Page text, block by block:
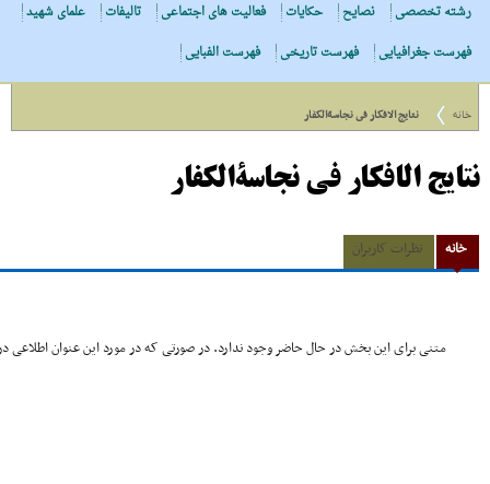
رشته تخصصی
نصایح حکایات فعالیت های اجتماعی تالیفات
علمای شهید
فهرست جغرافیایی
فهرست تاریخی فهرست الفبایی
خانه نتایج الافکار فى نجاسةالکفار
نتایج الافکار فى نجاسةالکفار
خانه نظرات کاربران
متنی برای این بخش در حال حاضر وجود ندارد. در صورتی که در مورد این عنوان اطلاعی